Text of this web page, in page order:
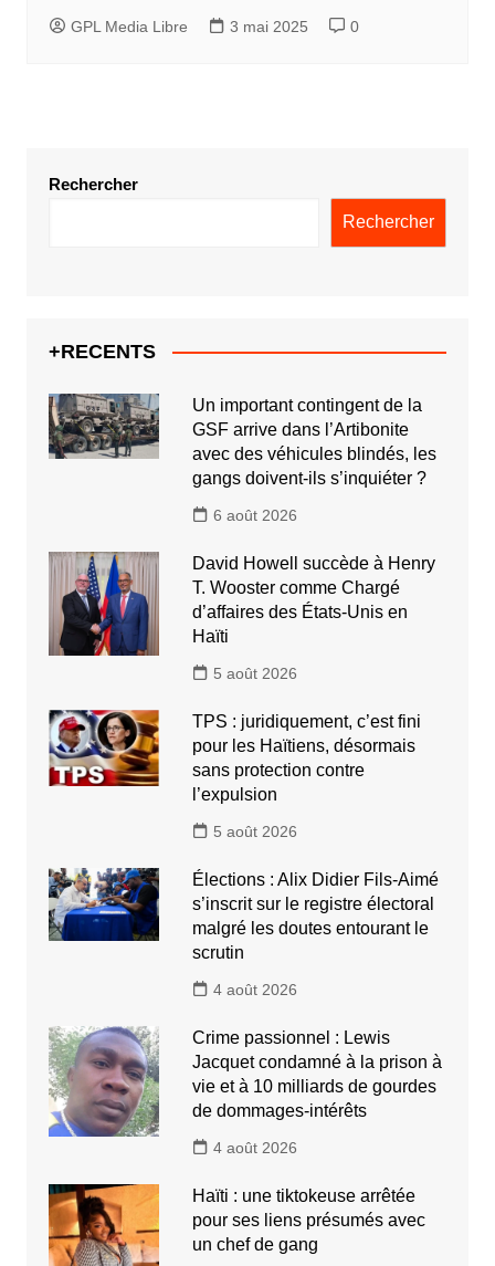
GPL Media Libre 3 mai 2025 0
Rechercher
Rechercher
+RECENTS
Un important contingent de la
GSF arrive dans l’Artibonite
avec des véhicules blindés, les
gangs doivent-ils s’inquiéter ?
6 août 2026
David Howell succède à Henry
T. Wooster comme Chargé
d’affaires des États-Unis en
Haïti
5 août 2026
TPS : juridiquement, c’est fini
pour les Haïtiens, désormais
sans protection contre
l’expulsion
5 août 2026
Élections : Alix Didier Fils-Aimé
s’inscrit sur le registre électoral
malgré les doutes entourant le
scrutin
4 août 2026
Crime passionnel : Lewis
Jacquet condamné à la prison à
vie et à 10 milliards de gourdes
de dommages-intérêts
4 août 2026
Haïti : une tiktokeuse arrêtée
pour ses liens présumés avec
un chef de gang